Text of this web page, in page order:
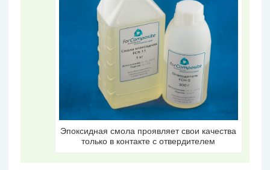
Эпоксидная смола проявляет свои качества
только в контакте с отвердителем